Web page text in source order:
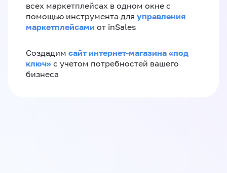
всех маркетплейсах в одном окне с
помощью инструмента для управления
маркетплейсами от inSales
Создадим сайт интернет-магазина «под
ключ» с учетом потребностей вашего
бизнеса